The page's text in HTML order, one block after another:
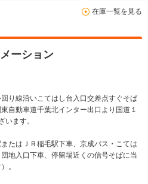
在庫一覧を見る
ーション
り線沿いこてはし台入口交差点すぐそば
自動車道千葉北インター出口より国道１
います。
たはＪＲ稲毛駅下車、京成バス・こては
地入口下車、停留場近くの信号そばに当
。